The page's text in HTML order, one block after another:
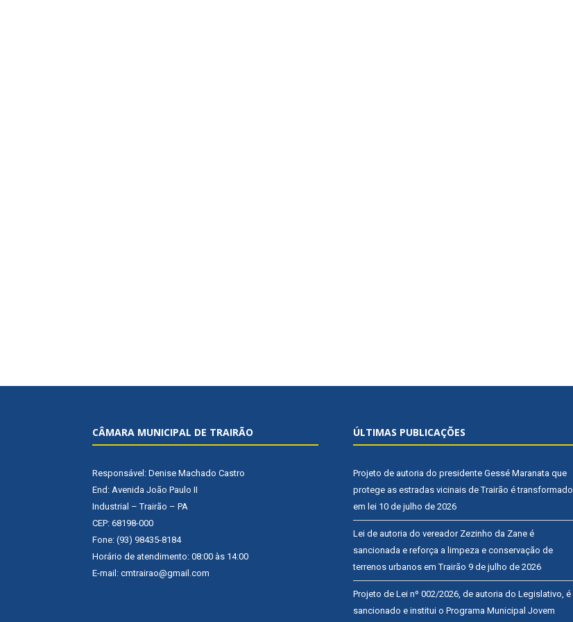
CÂMARA MUNICIPAL DE TRAIRÃO
Responsável: Denise Machado Castro
End: Avenida João Paulo II
Industrial – Trairão – PA
CEP: 68198-000
Fone: (93) 98435-8184
Horário de atendimento: 08:00 às 14:00
E-mail: cmtrairao@gmail.com
ÚLTIMAS PUBLICAÇÕES
Projeto de autoria do presidente Gessé Maranata que
protege as estradas vicinais de Trairão é transformado
em lei 10 de julho de 2026
Lei de autoria do vereador Zezinho da Zane é
sancionada e reforça a limpeza e conservação de
terrenos urbanos em Trairão 9 de julho de 2026
Projeto de Lei nº 002/2026, de autoria do Legislativo, é
sancionado e institui o Programa Municipal Jovem